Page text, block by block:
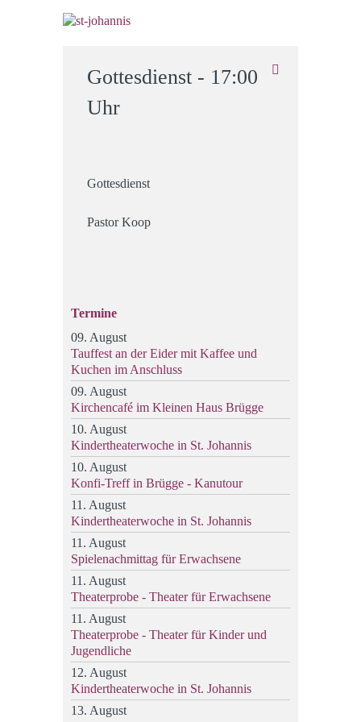
Gottesdienst - 17:00
Uhr
Gottesdienst
Pastor Koop
Termine
09. August
Tauffest an der Eider mit Kaffee und
Kuchen im Anschluss
09. August
Kirchencafé im Kleinen Haus Brügge
10. August
Kindertheaterwoche in St. Johannis
10. August
Konfi-Treff in Brügge - Kanutour
11. August
Kindertheaterwoche in St. Johannis
11. August
Spielenachmittag für Erwachsene
11. August
Theaterprobe - Theater für Erwachsene
11. August
Theaterprobe - Theater für Kinder und
Jugendliche
12. August
Kindertheaterwoche in St. Johannis
13. August